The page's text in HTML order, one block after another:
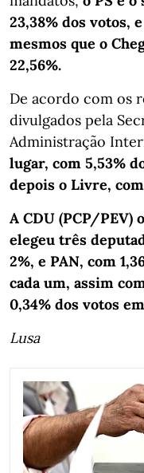
23,38% dos votos,
mesmos que o
22,56%.
De acordo com os
divulgados pela
Administração
lugar, com 5,53%
depois o Livre,
A CDU (PCP/PEV)
elegeu três
2%, e PAN, com
cada um, assim
0,34% dos votos
Lusa